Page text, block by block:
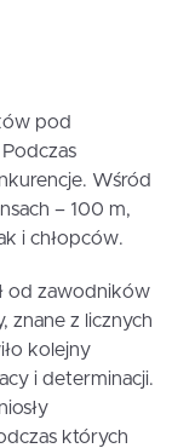
pod
Wśród
– 100 m,
i chłopców.
od zawodników
znane z licznych
kolejny
i determinacji.
których